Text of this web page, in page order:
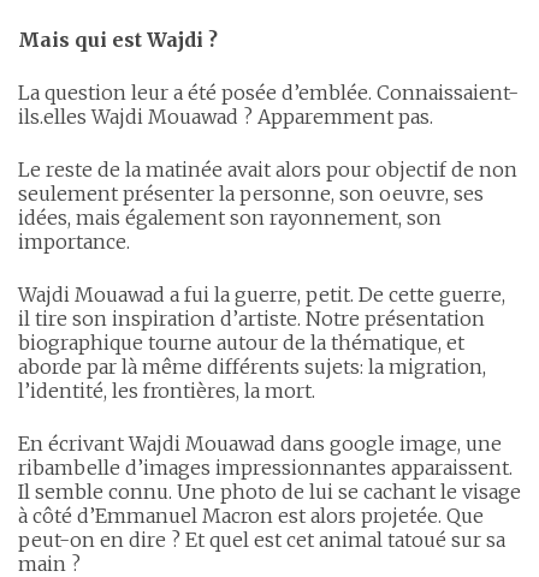
Mais qui est Wajdi ?
La question leur a été posée d’emblée. Connaissaient-
ils.elles Wajdi Mouawad ? Apparemment pas.
Le reste de la matinée avait alors pour objectif de non
seulement présenter la personne, son oeuvre, ses
idées, mais également son rayonnement, son
importance.
Wajdi Mouawad a fui la guerre, petit. De cette guerre,
il tire son inspiration d’artiste. Notre présentation
biographique tourne autour de la thématique, et
aborde par là même différents sujets: la migration,
l’identité, les frontières, la mort.
En écrivant Wajdi Mouawad dans google image, une
ribambelle d’images impressionnantes apparaissent.
Il semble connu. Une photo de lui se cachant le visage
à côté d’Emmanuel Macron est alors projetée. Que
peut-on en dire ? Et quel est cet animal tatoué sur sa
main ?